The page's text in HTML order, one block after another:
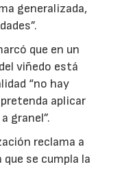
generalizada,
que en un
viñedo está
“no hay
aplicar
granel”.
reclama a
se cumpla la